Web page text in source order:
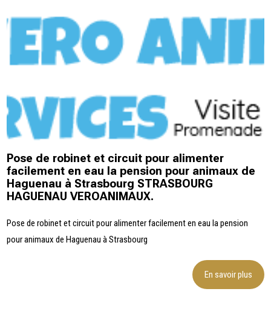
Pose de robinet et circuit pour alimenter
facilement en eau la pension pour animaux de
Haguenau à Strasbourg STRASBOURG
HAGUENAU VEROANIMAUX.
Pose de robinet et circuit pour alimenter facilement en eau la pension
pour animaux de Haguenau à Strasbourg
En savoir plus